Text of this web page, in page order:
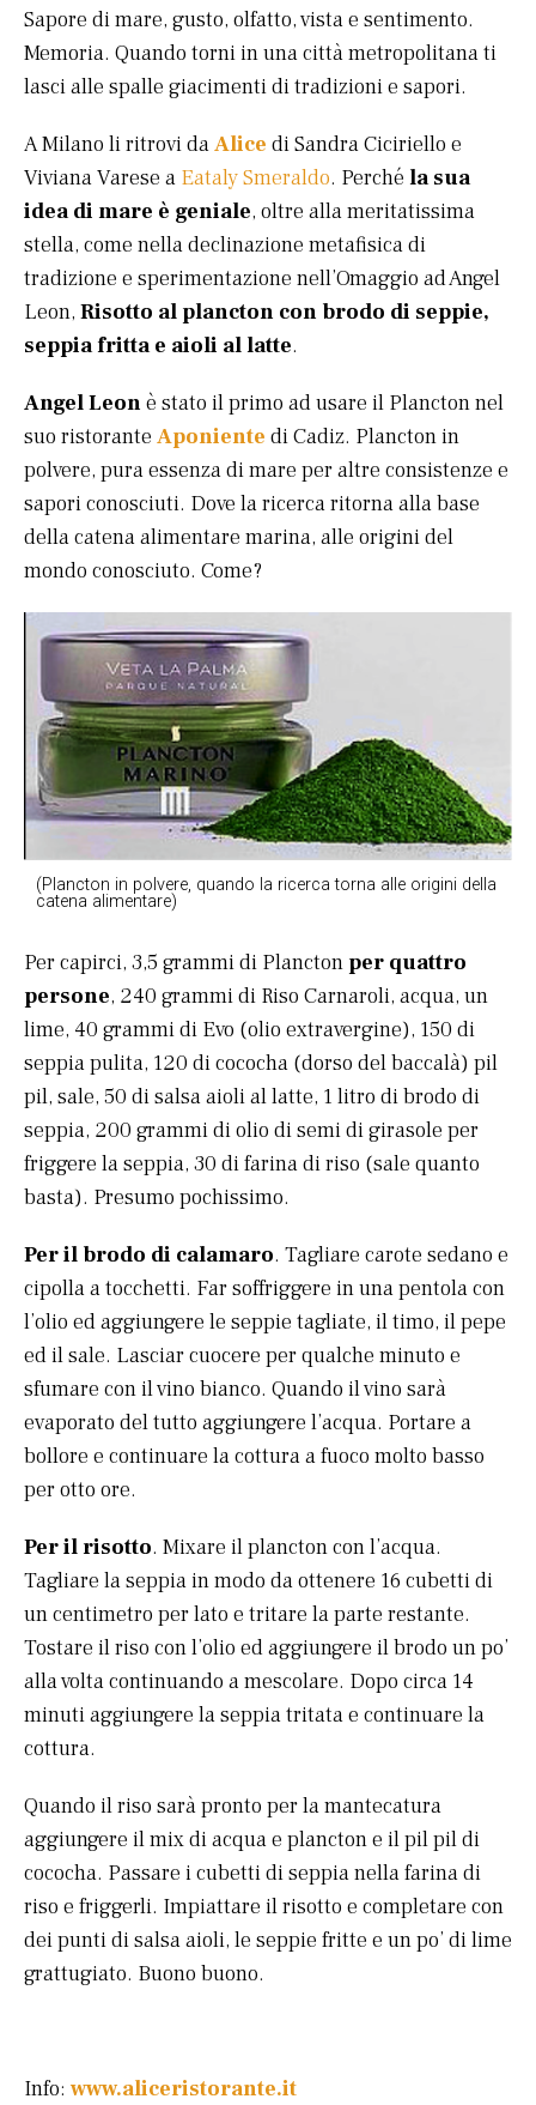
Sapore di mare, gusto, olfatto, vista e sentimento.
Memoria. Quando torni in una città metropolitana ti
lasci alle spalle giacimenti di tradizioni e sapori.
A Milano li ritrovi daAlice di Sandra Ciciriello e
Viviana Varese a Eataly Smeraldo. Perché la sua
idea di mare è geniale, oltre alla meritatissima
stella, come nella declinazione metafisica di
tradizione e sperimentazione nell’Omaggio ad Angel
Leon, Risotto al plancton con brodo di seppie,
seppia fritta e aioli al latte.
Angel Leon è stato il primo ad usare il Plancton nel
suo ristorante Aponiente di Cadiz. Plancton in
polvere, pura essenza di mare per altre consistenze e
sapori conosciuti. Dove la ricerca ritorna alla base
della catena alimentare marina, alle origini del
mondo conosciuto. Come?
(Plancton in polvere, quando la ricerca torna alle origini della
catena alimentare)
Per capirci, 3,5 grammi di Plancton per quattro
persone, 240 grammi di Riso Carnaroli, acqua, un
lime, 40 grammi di Evo (olio extravergine), 150 di
seppia pulita, 120 di cococha (dorso del baccalà) pil
pil, sale, 50 di salsa aioli al latte, 1 litro di brodo di
seppia, 200 grammi di olio di semi di girasole per
friggere la seppia, 30 di farina di riso (sale quanto
basta). Presumo pochissimo.
Per il brodo di calamaro. Tagliare carote sedano e
cipolla a tocchetti. Far soffriggere in una pentola con
l’olio ed aggiungere le seppie tagliate, il timo, il pepe
ed il sale. Lasciar cuocere per qualche minuto e
sfumare con il vino bianco. Quando il vino sarà
evaporato del tutto aggiungere l’acqua. Portare a
bollore e continuare la cottura a fuoco molto basso
per otto ore.
Per il risotto. Mixare il plancton con l’acqua.
Tagliare la seppia in modo da ottenere 16 cubetti di
un centimetro per lato e tritare la parte restante.
Tostare il riso con l’olio ed aggiungere il brodo un po’
alla volta continuando a mescolare. Dopo circa 14
minuti aggiungere la seppia tritata e continuare la
cottura.
Quando il riso sarà pronto per la mantecatura
aggiungere il mix di acqua e plancton e il pil pil di
cococha. Passare i cubetti di seppia nella farina di
riso e friggerli. Impiattare il risotto e completare con
dei punti di salsa aioli, le seppie fritte e un po’ di lime
grattugiato. Buono buono.
Info: www.aliceristorante.it